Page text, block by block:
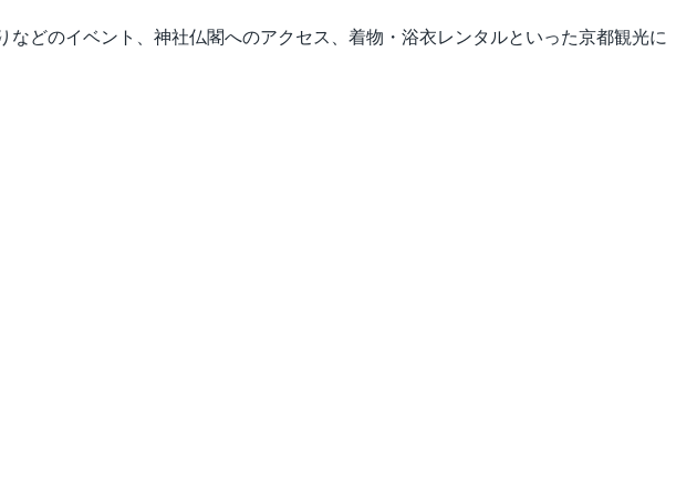
どのイベント、神社仏閣へのアクセス、着物・浴衣レンタルといった京都観光に